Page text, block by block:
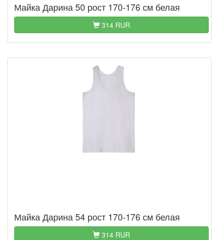
Майка Дарина 50 рост 170-176 см белая
314 RUR
Майка Дарина 54 рост 170-176 см белая
314 RUR